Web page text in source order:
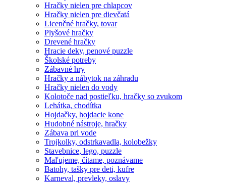
Hračky nielen pre chlapcov
Hračky nielen pre dievčatá
Licenčné hračky, tovar
Plyšové hračky
Drevené hračky
Hracie deky, penové puzzle
Školské potreby
Zábavné hry
Hračky a nábytok na záhradu
Hračky nielen do vody
Kolotoče nad postieľku, hračky so zvukom
Lehátka, chodítka
Hojdačky, hojdacie kone
Hudobné nástroje, hračky
Zábava pri vode
Trojkolky, odstrkavadla, kolobežky
Stavebnice, lego, puzzle
Maľujeme, čítame, poznávame
Batohy, tašky pre deti, kufre
Karneval, prevleky, oslavy